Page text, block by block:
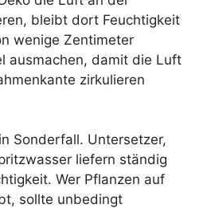
bleibt dort Feuchtigkeit
wenige Zentimeter
ausmachen, damit die Luft
zirkulieren
Sonderfall. Untersetzer,
liefern ständig
Wer Pflanzen auf
sollte unbedingt